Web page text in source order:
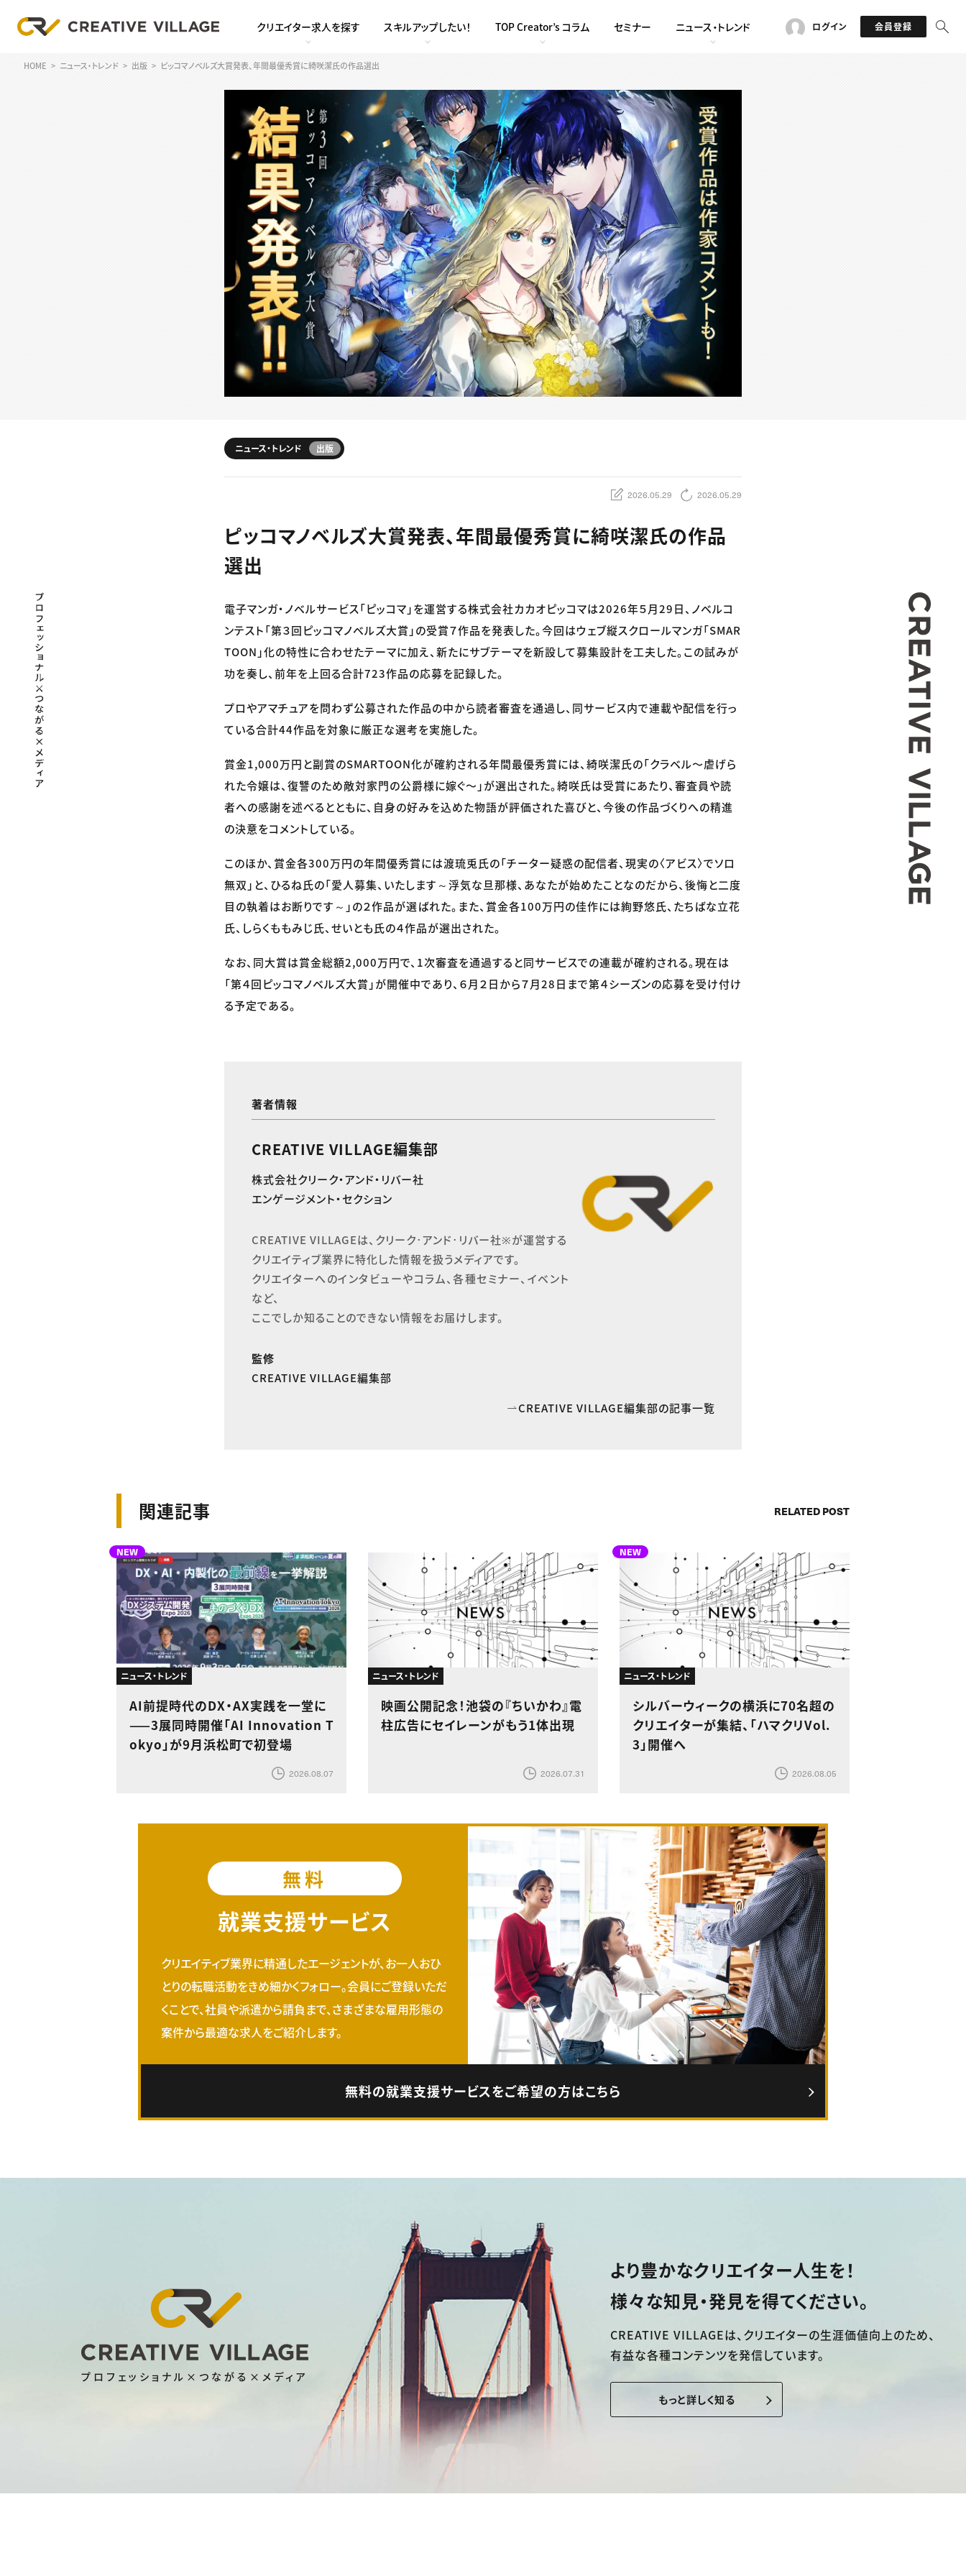
クリエイター求人を探す スキルアップしたい！ TOP Creator’s コラム セミナー ニュース・トレンド ログイン 会員登録
HOME ニュース・トレンド 出版 ピッコマノベルズ大賞発表、年間最優秀賞に綺咲潔氏の作品選出
ニュース・トレンド 出版
2026.05.29 2026.05.29
ピッコマノベルズ大賞発表、年間最優秀賞に綺咲潔氏の作品
選出
電子マンガ・ノベルサービス「ピッコマ」を運営する株式会社カカオピッコマは2026年５月29日、ノベルコ
ンテスト「第３回ピッコマノベルズ大賞」の受賞７作品を発表した。今回はウェブ縦スクロールマンガ「SMAR
TOON」化の特性に合わせたテーマに加え、新たにサブテーマを新設して募集設計を工夫した。この試みが
功を奏し、前年を上回る合計723作品の応募を記録した。
プロやアマチュアを問わず公募された作品の中から読者審査を通過し、同サービス内で連載や配信を行っ
ている合計44作品を対象に厳正な選考を実施した。
賞金1,000万円と副賞のSMARTOON化が確約される年間最優秀賞には、綺咲潔氏の「クラベル〜虐げら
れた令嬢は、復讐のため敵対家門の公爵様に嫁ぐ〜」が選出された。綺咲氏は受賞にあたり、審査員や読
者への感謝を述べるとともに、自身の好みを込めた物語が評価された喜びと、今後の作品づくりへの精進
の決意をコメントしている。
このほか、賞金各300万円の年間優秀賞には渡琉兎氏の「チーター疑惑の配信者、現実の〈アビス〉でソロ
無双」と、ひるね氏の「愛人募集、いたします～浮気な旦那様、あなたが始めたことなのだから、後悔と二度
目の執着はお断りです～」の２作品が選ばれた。また、賞金各100万円の佳作には絢野悠氏、たちばな立花
氏、しらくももみじ氏、せいとも氏の４作品が選出された。
なお、同大賞は賞金総額2,000万円で、1次審査を通過すると同サービスでの連載が確約される。現在は
「第４回ピッコマノベルズ大賞」が開催中であり、６月２日から７月28日まで第４シーズンの応募を受け付け
る予定である。
著者情報
CREATIVE VILLAGE編集部
株式会社クリーク・アンド・リバー社
エンゲージメント・セクション
CREATIVE VILLAGEは、クリーク･アンド･リバー社※が運営する
クリエイティブ業界に特化した情報を扱うメディアです。
クリエイターへのインタビューやコラム、各種セミナー、イベント
など、
ここでしか知ることのできない情報をお届けします。
監修
CREATIVE VILLAGE編集部
CREATIVE VILLAGE編集部の記事一覧
関連記事 RELATED POST
NEW
ニュース・トレンド
AI前提時代のDX・AX実践を一堂に
——3展同時開催「AI Innovation T
okyo」が9月浜松町で初登場
2026.08.07
ニュース・トレンド
映画公開記念！池袋の『ちいかわ』電
柱広告にセイレーンがもう1体出現
2026.07.31
NEW
ニュース・トレンド
シルバーウィークの横浜に70名超の
クリエイターが集結、「ハマクリVol.
3」開催へ
2026.08.05
無料
就業支援サービス
クリエイティブ業界に精通したエージェントが、お一人おひ
とりの転職活動をきめ細かくフォロー。会員にご登録いただ
くことで、社員や派遣から請負まで、さまざまな雇用形態の
案件から最適な求人をご紹介します。
無料の就業支援サービスをご希望の方はこちら
プロフェッショナル×つながる×メディア
より豊かなクリエイター人生を！
様々な知見・発見を得てください。
CREATIVE VILLAGEは、 クリエイターの生涯価値向上のため、
有益な各種コンテンツを発信しています。
もっと詳しく知る